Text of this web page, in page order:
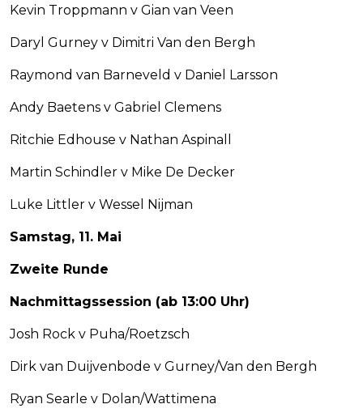
Kevin Troppmann v Gian van Veen
Daryl Gurney v Dimitri Van den Bergh
Raymond van Barneveld v Daniel Larsson
Andy Baetens v Gabriel Clemens
Ritchie Edhouse v Nathan Aspinall
Martin Schindler v Mike De Decker
Luke Littler v Wessel Nijman
Samstag, 11. Mai
Zweite Runde
Nachmittagssession (ab 13:00 Uhr)
Josh Rock v Puha/Roetzsch
Dirk van Duijvenbode v Gurney/Van den Bergh
Ryan Searle v Dolan/Wattimena